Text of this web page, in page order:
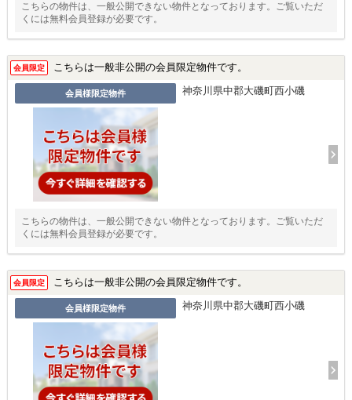
こちらの物件は、一般公開できない物件となっております。ご覧いただ
くには無料会員登録が必要です。
会員限定 こちらは一般非公開の会員限定物件です。
会員様限定物件 神奈川県中郡大磯町西小磯
こちらの物件は、一般公開できない物件となっております。ご覧いただ
くには無料会員登録が必要です。
会員限定 こちらは一般非公開の会員限定物件です。
会員様限定物件 神奈川県中郡大磯町西小磯